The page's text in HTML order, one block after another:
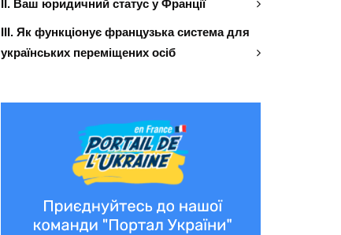
ІІ. Ваш юридичний статус у Франції
ІІІ. Як функціонує французька система для
українських переміщених осіб